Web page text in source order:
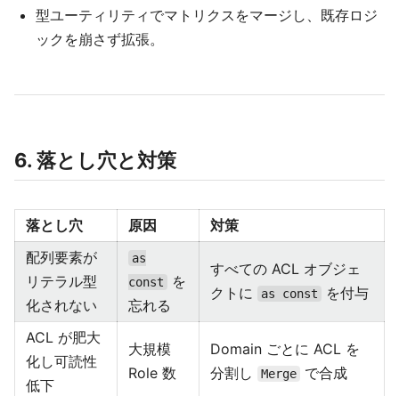
型ユーティリティでマトリクスをマージし、既存ロジ
ックを崩さず拡張。
6. 落とし穴と対策
落とし穴 原因
対策
配列要素が
リテラル型
化されない
as
const
を
忘れる
すべての ACL オブジェ
クトに
as const を付与
ACL が肥大
化し可読性
低下
大規模
Role 数
Domain ごとに ACL を
分割し
Merge で合成